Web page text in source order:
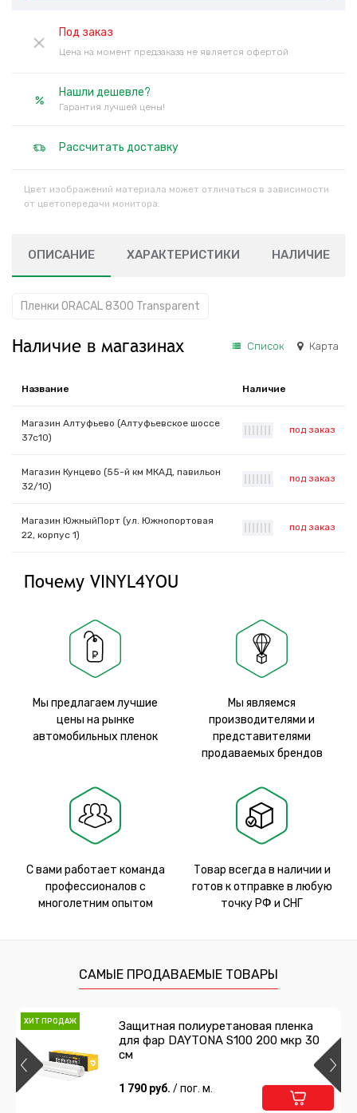
Под заказ
Цена на момент предзаказа не является офертой
Нашли дешевле?
Гарантия лучшей цены!
Рассчитать доставку
Цвет изображений материала может отличаться в зависимости
от цветопередачи монитора.
ОПИСАНИЕ ХАРАКТЕРИСТИКИ НАЛИЧИЕ
Пленки ORACAL 8300 Transparent
Наличие в магазинах Список Карта
Название Наличие
Магазин Алтуфьево (Алтуфьевское шоссе
37с10)
под заказ
Магазин Кунцево (55-й км МКАД, павильон
32/10)
под заказ
Магазин ЮжныйПорт (ул. Южнопортовая
22, корпус 1)
под заказ
Почему VINYL4YOU
Мы предлагаем лучшие
цены на рынке
автомобильных пленок
Мы являемся
производителями и
представителями
продаваемых брендов
С вами работает команда
профессионалов с
многолетним опытом
Товар всегда в наличии и
готов к отправке в любую
точку РФ и СНГ
САМЫЕ ПРОДАВАЕМЫЕ ТОВАРЫ
ХИТ ПРОДАЖ
Защитная полиуретановая пленка
для фар DAYTONA S100 200 мкр 30
см
1 790 руб. / пог. м.